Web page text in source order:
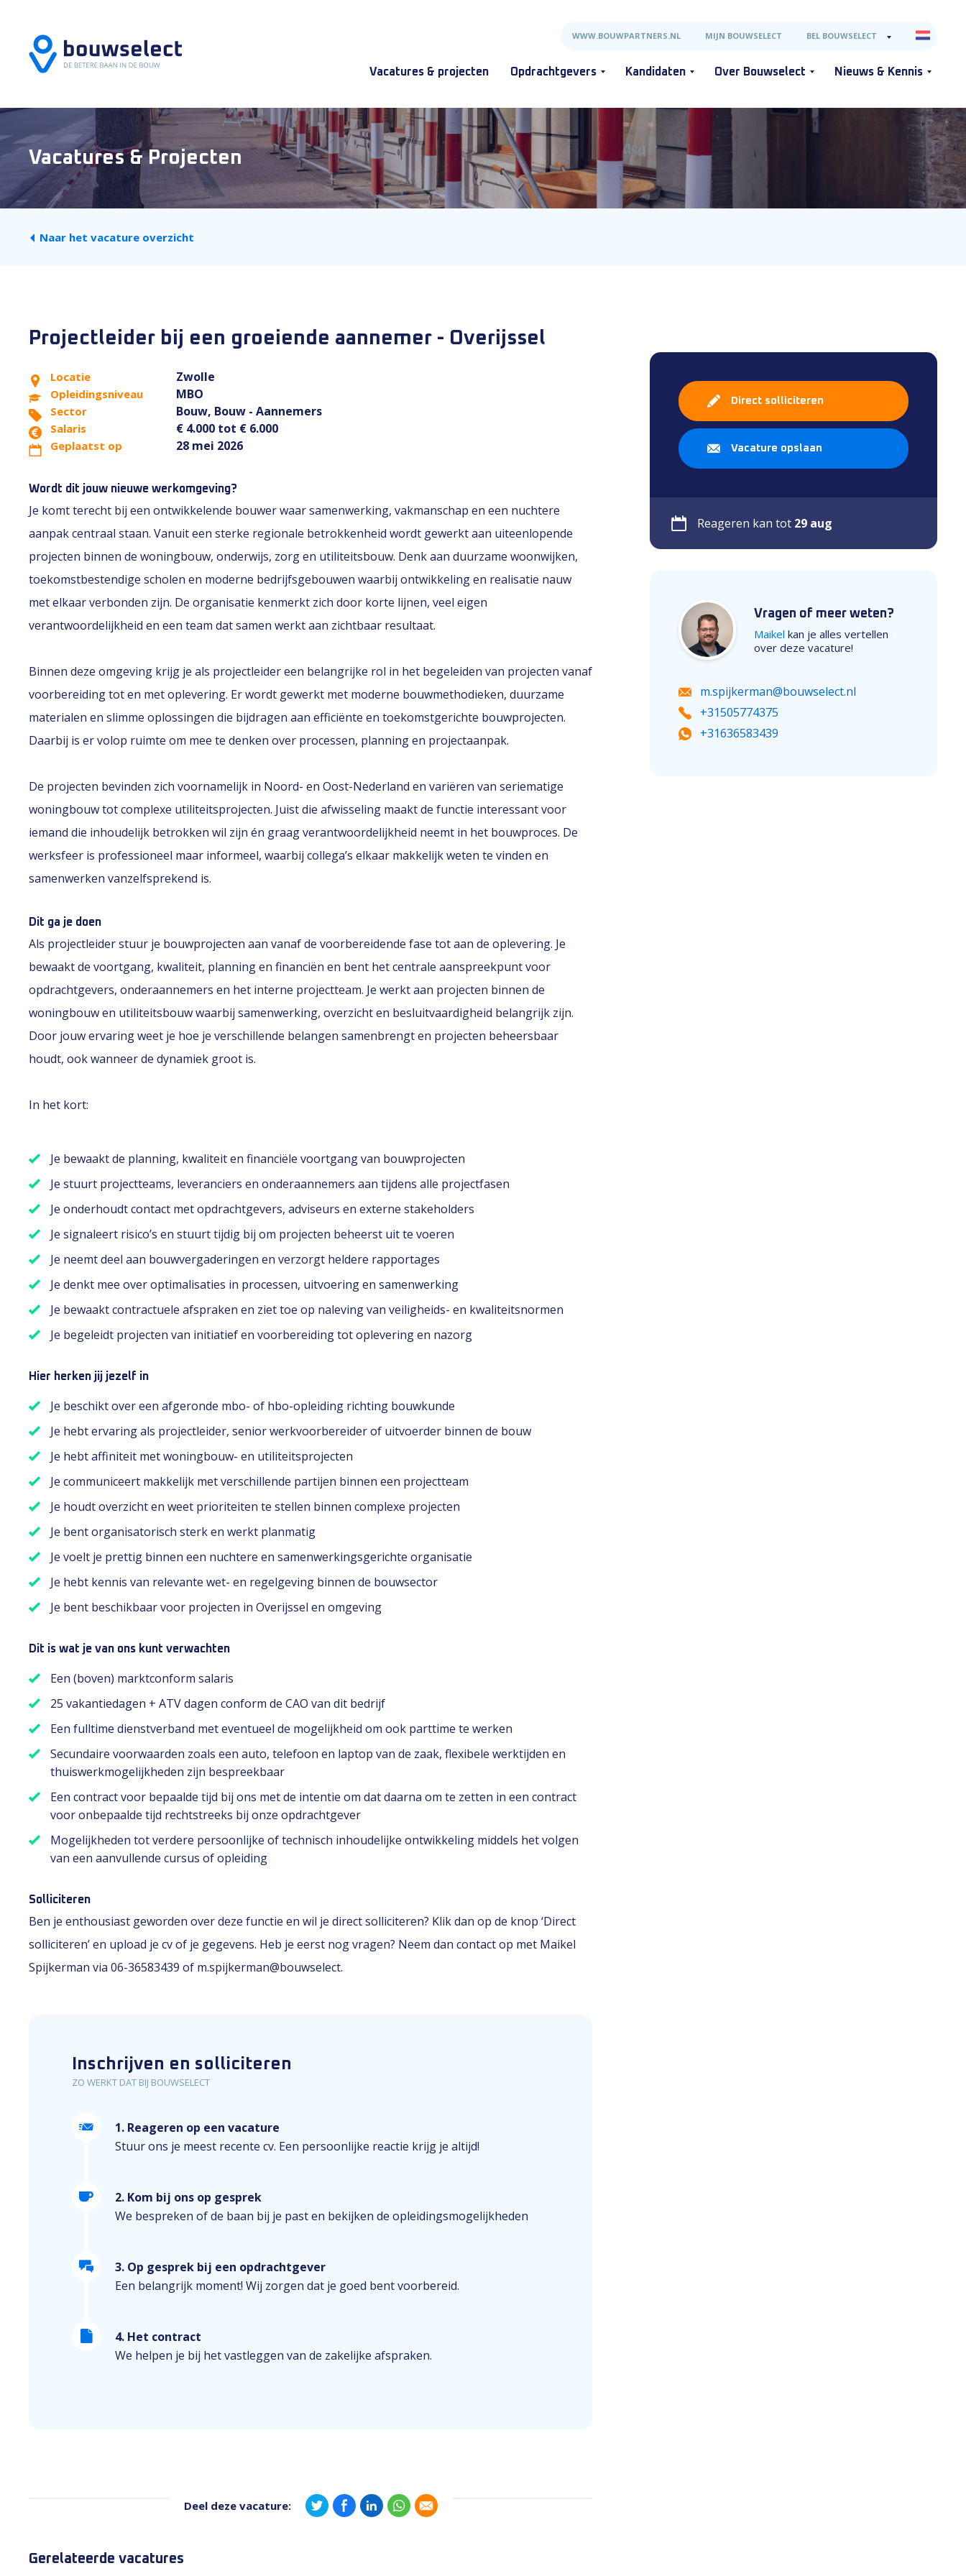
WWW.BOUWPARTNERS.NL MIJN BOUWSELECT BEL BOUWSELECT
Vacatures & projecten Opdrachtgevers Kandidaten Over Bouwselect Nieuws & Kennis
Vacatures & Projecten
Naar het vacature overzicht
Projectleider bij een groeiende aannemer - Overijssel
Locatie Zwolle
Opleidingsniveau MBO
Sector Bouw, Bouw - Aannemers
Salaris € 4.000 tot € 6.000
Geplaatst op 28 mei 2026
Wordt dit jouw nieuwe werkomgeving?
Je komt terecht bij een ontwikkelende bouwer waar samenwerking, vakmanschap en een nuchtere
aanpak centraal staan. Vanuit een sterke regionale betrokkenheid wordt gewerkt aan uiteenlopende
projecten binnen de woningbouw, onderwijs, zorg en utiliteitsbouw. Denk aan duurzame woonwijken,
toekomstbestendige scholen en moderne bedrijfsgebouwen waarbij ontwikkeling en realisatie nauw
met elkaar verbonden zijn. De organisatie kenmerkt zich door korte lijnen, veel eigen
verantwoordelijkheid en een team dat samen werkt aan zichtbaar resultaat.
Binnen deze omgeving krijg je als projectleider een belangrijke rol in het begeleiden van projecten vanaf
voorbereiding tot en met oplevering. Er wordt gewerkt met moderne bouwmethodieken, duurzame
materialen en slimme oplossingen die bijdragen aan efficiënte en toekomstgerichte bouwprojecten.
Daarbij is er volop ruimte om mee te denken over processen, planning en projectaanpak.
De projecten bevinden zich voornamelijk in Noord- en Oost-Nederland en variëren van seriematige
woningbouw tot complexe utiliteitsprojecten. Juist die afwisseling maakt de functie interessant voor
iemand die inhoudelijk betrokken wil zijn én graag verantwoordelijkheid neemt in het bouwproces. De
werksfeer is professioneel maar informeel, waarbij collega’s elkaar makkelijk weten te vinden en
samenwerken vanzelfsprekend is.
Dit ga je doen
Als projectleider stuur je bouwprojecten aan vanaf de voorbereidende fase tot aan de oplevering. Je
bewaakt de voortgang, kwaliteit, planning en financiën en bent het centrale aanspreekpunt voor
opdrachtgevers, onderaannemers en het interne projectteam. Je werkt aan projecten binnen de
woningbouw en utiliteitsbouw waarbij samenwerking, overzicht en besluitvaardigheid belangrijk zijn.
Door jouw ervaring weet je hoe je verschillende belangen samenbrengt en projecten beheersbaar
houdt, ook wanneer de dynamiek groot is.
In het kort:
Je bewaakt de planning, kwaliteit en financiële voortgang van bouwprojecten
Je stuurt projectteams, leveranciers en onderaannemers aan tijdens alle projectfasen
Je onderhoudt contact met opdrachtgevers, adviseurs en externe stakeholders
Je signaleert risico’s en stuurt tijdig bij om projecten beheerst uit te voeren
Je neemt deel aan bouwvergaderingen en verzorgt heldere rapportages
Je denkt mee over optimalisaties in processen, uitvoering en samenwerking
Je bewaakt contractuele afspraken en ziet toe op naleving van veiligheids- en kwaliteitsnormen
Je begeleidt projecten van initiatief en voorbereiding tot oplevering en nazorg
Hier herken jij jezelf in
Je beschikt over een afgeronde mbo- of hbo-opleiding richting bouwkunde
Je hebt ervaring als projectleider, senior werkvoorbereider of uitvoerder binnen de bouw
Je hebt affiniteit met woningbouw- en utiliteitsprojecten
Je communiceert makkelijk met verschillende partijen binnen een projectteam
Je houdt overzicht en weet prioriteiten te stellen binnen complexe projecten
Je bent organisatorisch sterk en werkt planmatig
Je voelt je prettig binnen een nuchtere en samenwerkingsgerichte organisatie
Je hebt kennis van relevante wet- en regelgeving binnen de bouwsector
Je bent beschikbaar voor projecten in Overijssel en omgeving
Dit is wat je van ons kunt verwachten
Een (boven) marktconform salaris
25 vakantiedagen + ATV dagen conform de CAO van dit bedrijf
Een fulltime dienstverband met eventueel de mogelijkheid om ook parttime te werken
Secundaire voorwaarden zoals een auto, telefoon en laptop van de zaak, flexibele werktijden en
thuiswerkmogelijkheden zijn bespreekbaar
Een contract voor bepaalde tijd bij ons met de intentie om dat daarna om te zetten in een contract
voor onbepaalde tijd rechtstreeks bij onze opdrachtgever
Mogelijkheden tot verdere persoonlijke of technisch inhoudelijke ontwikkeling middels het volgen
van een aanvullende cursus of opleiding
Solliciteren
Ben je enthousiast geworden over deze functie en wil je direct solliciteren? Klik dan op de knop ‘Direct
solliciteren’ en upload je cv of je gegevens. Heb je eerst nog vragen? Neem dan contact op met Maikel
Spijkerman via 06-36583439 of m.spijkerman@bouwselect.
Inschrijven en solliciteren
ZO WERKT DAT BIJ BOUWSELECT
1. Reageren op een vacature
Stuur ons je meest recente cv. Een persoonlijke reactie krijg je altijd!
2. Kom bij ons op gesprek
We bespreken of de baan bij je past en bekijken de opleidingsmogelijkheden
3. Op gesprek bij een opdrachtgever
Een belangrijk moment! Wij zorgen dat je goed bent voorbereid.
4. Het contract
We helpen je bij het vastleggen van de zakelijke afspraken.
Deel deze vacature:
Gerelateerde vacatures
Direct solliciteren
Vacature opslaan
Reageren kan tot 29 aug
Vragen of meer weten?
Maikel kan je alles vertellen
over deze vacature!
m.spijkerman@bouwselect.nl
+31505774375
+31636583439